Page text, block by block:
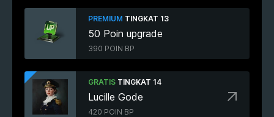
PREMIUM TINGKAT 13
50 Poin upgrade
390 POIN BP
GRATIS TINGKAT 14
Lucille Gode
420 POIN BP